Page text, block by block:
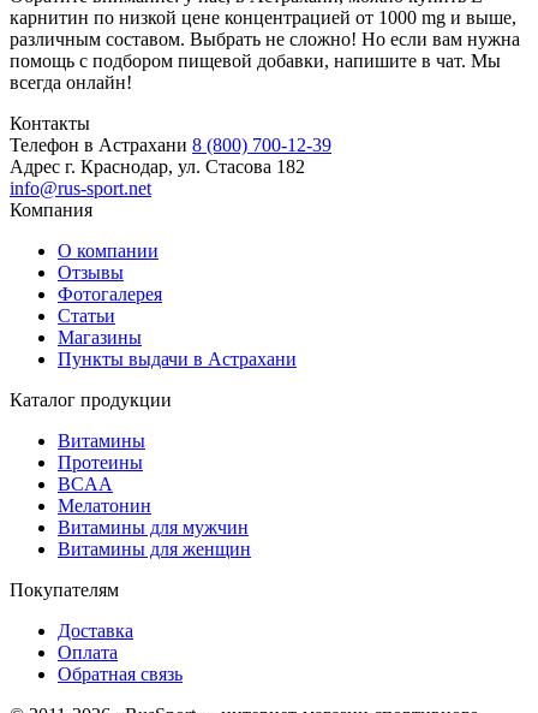
карнитин по низкой цене концентрацией от 1000 mg и выше,
различным составом. Выбрать не сложно! Но если вам нужна
помощь с подбором пищевой добавки, напишите в чат. Мы
всегда онлайн!
Контакты
Телефон в Астрахани 8 (800) 700-12-39
Адрес г. Краснодар, ул. Стасова 182
info@rus-sport.net
Компания
О компании
Отзывы
Фотогалерея
Статьи
Магазины
Пункты выдачи в Астрахани
Каталог продукции
Витамины
Протеины
BCAA
Мелатонин
Витамины для мужчин
Витамины для женщин
Покупателям
Доставка
Оплата
Обратная связь